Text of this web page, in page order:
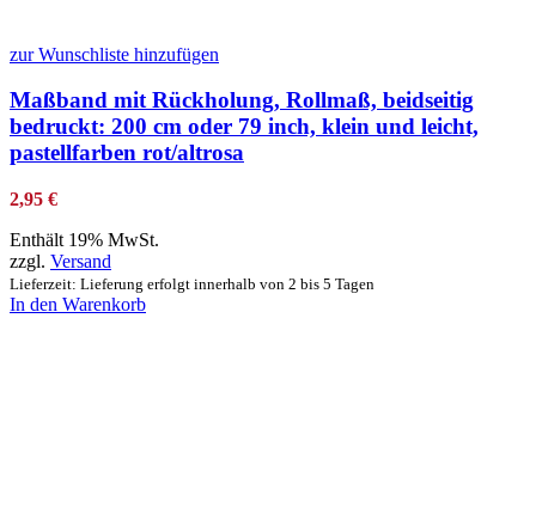
zur Wunschliste hinzufügen
Maßband mit Rückholung, Rollmaß, beidseitig
bedruckt: 200 cm oder 79 inch, klein und leicht,
pastellfarben rot/altrosa
2,95 €
Enthält 19% MwSt.
zzgl. Versand
Lieferzeit: Lieferung erfolgt innerhalb von 2 bis 5 Tagen
In den Warenkorb